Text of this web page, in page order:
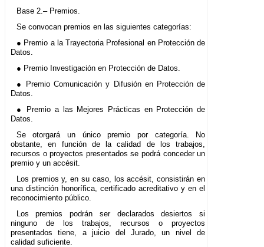
Base 2.– Premios.
Se convocan premios en las siguientes categorías:
● Premio a la Trayectoria Profesional en Protección de
Datos.
● Premio Investigación en Protección de Datos.
● Premio Comunicación y Difusión en Protección de
Datos.
● Premio a las Mejores Prácticas en Protección de
Datos.
Se otorgará un único premio por categoría. No
obstante, en función de la calidad de los trabajos,
recursos o proyectos presentados se podrá conceder un
premio y un accésit.
Los premios y, en su caso, los accésit, consistirán en
una distinción honorífica, certificado acreditativo y en el
reconocimiento público.
Los premios podrán ser declarados desiertos si
ninguno de los trabajos, recursos o proyectos
presentados tiene, a juicio del Jurado, un nivel de
calidad suficiente.